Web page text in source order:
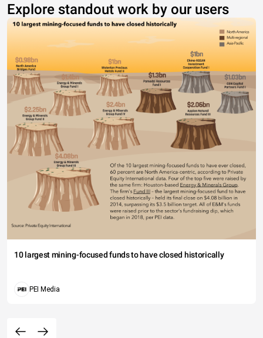
Explore standout work by our users
10 largest mining-focused funds to have closed historically
PEI Media